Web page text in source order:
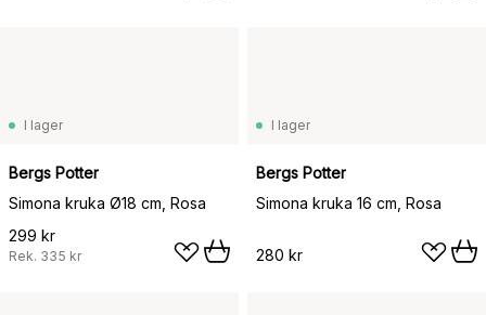
I lager
Bergs Potter
Simona kruka Ø18 cm, Rosa
299 kr
Rek. 335 kr
I lager
Bergs Potter
Simona kruka 16 cm, Rosa
280 kr